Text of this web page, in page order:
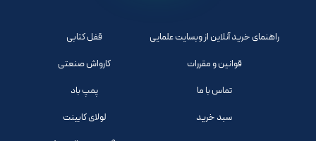
راهنمای خرید آنلاین از وبسایت علمایی
قوانین و مقررات
تماس با ما
سبد خرید
قفل کتابی
کارواش صنعتی
پمپ باد
لولای کابینت